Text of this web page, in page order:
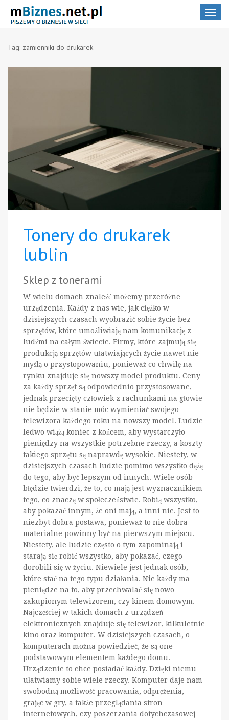
Toggle
Tag: zamienniki do drukarek
Tonery do drukarek
lublin
Sklep z tonerami
W wielu domach znaleźć możemy przeróżne
urządzenia. Każdy z nas wie, jak ciężko w
dzisiejszych czasach wyobrazić sobie życie bez
sprzętów, które umożliwiają nam komunikację z
ludźmi na całym świecie. Firmy, które zajmują się
produkcją sprzętów ułatwiających życie nawet nie
myślą o przystopowaniu, ponieważ co chwilę na
rynku znajduje się nowszy model produktu. Ceny
za każdy sprzęt są odpowiednio przystosowane,
jednak przecięty człowiek z rachunkami na głowie
nie będzie w stanie móc wymieniać swojego
telewizora każdego roku na nowszy model. Ludzie
ledwo wiążą koniec z końcem, aby wystarczyło
pieniędzy na wszystkie potrzebne rzeczy, a koszty
takiego sprzętu są naprawdę wysokie. Niestety, w
dzisiejszych czasach ludzie pomimo wszystko dążą
do tego, aby być lepszym od innych. Wiele osób
błędzie twierdzi, że to, co mają jest wyznacznikiem
tego, co znaczą w społeczeństwie. Robią wszystko,
aby pokazać innym, że oni mają, a inni nie. Jest to
niezbyt dobra postawa, ponieważ to nie dobra
materialne powinny być na pierwszym miejscu.
Niestety, ale ludzie często o tym zapominają i
starają się robić wszystko, aby pokazać, czego
dorobili się w życiu. Niewiele jest jednak osób,
które stać na tego typu działania. Nie każdy ma
pieniądze na to, aby przechwalać się nowo
zakupionym telewizorem, czy kinem domowym.
Najczęściej w takich domach z urządzeń
elektronicznych znajduje się telewizor, kilkuletnie
kino oraz komputer. W dzisiejszych czasach, o
komputerach można powiedzieć, że są one
podstawowym elementem każdego domu.
Urządzenie to chce posiadać każdy. Dzięki niemu
ułatwiamy sobie wiele rzeczy. Komputer daje nam
swobodną możliwość pracowania, odprężenia,
grając w gry, a także przeglądania stron
internetowych, czy poszerzania dotychczasowej